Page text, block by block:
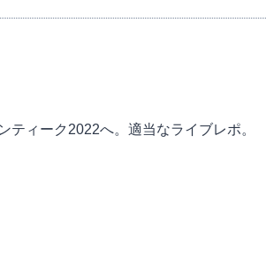
ィーク2022へ。適当なライブレポ。